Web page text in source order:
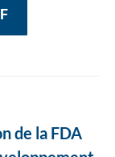
de la FDA